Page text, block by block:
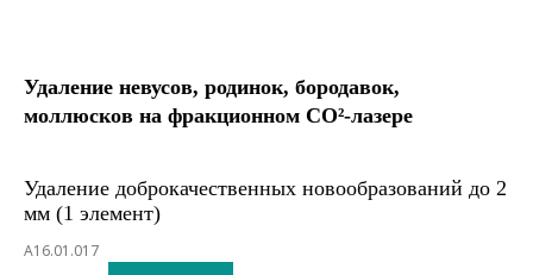
Удаление невусов, родинок, бородавок,
моллюсков на фракционном СО²-лазере
Удаление доброкачественных новообразований до 2
мм (1 элемент)
A16.01.017